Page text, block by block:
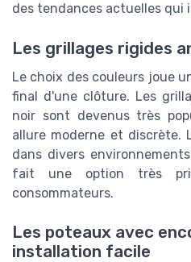
des tendances actuelles qui
Les grillages rigides
Le choix des couleurs joue
final d'une clôture. Les
noir sont devenus très
allure moderne et discrète.
dans divers
fait une option très
consommateurs.
Les poteaux avec
installation facile